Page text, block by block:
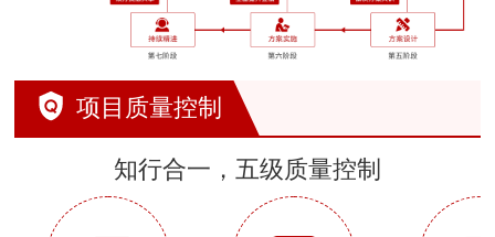
项目质量控制
知行合一，五级质量控制